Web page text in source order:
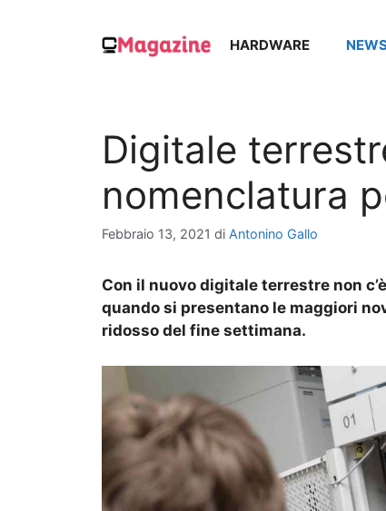
HARDWARE
Digitale
nomenclatura
Febbraio 13, 2021 di Antonino Gallo
Con il nuovo digitale terrestre non
quando si presentano le maggiori
ridosso del fine settimana.